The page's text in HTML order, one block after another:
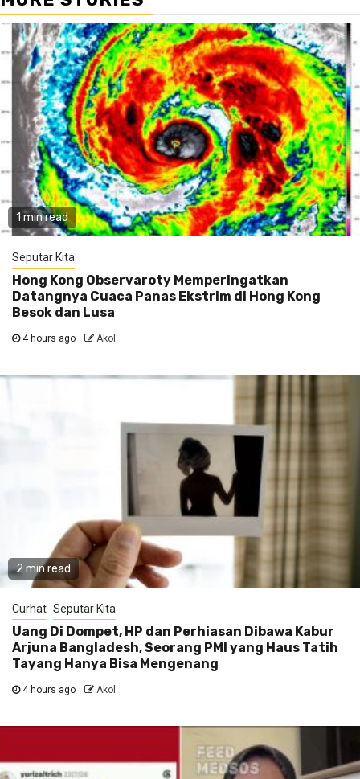
1 min read
Seputar Kita
Hong Kong Observaroty Memperingatkan
Datangnya Cuaca Panas Ekstrim di Hong Kong
Besok dan Lusa
4 hours ago Akol
2 min read
Curhat Seputar Kita
Uang Di Dompet, HP dan Perhiasan Dibawa Kabur
Arjuna Bangladesh, Seorang PMI yang Haus Tatih
Tayang Hanya Bisa Mengenang
4 hours ago Akol